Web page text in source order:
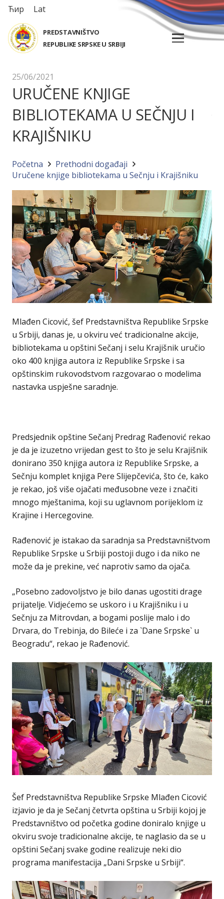
Ћир Lat
PREDSTAVNIŠTVO
REPUBLIKE SRPSKE U SRBIJI
25/06/2021
URUČENE KNJIGE
BIBLIOTEKAMA U SEČNJU I
KRAJIŠNIKU
Početna
Prethodni događaji
Uručene knjige bibliotekama u Sečnju i Krajišniku
Mlađen Cicović, šef Predstavništva Republike Srpske
u Srbiji, danas je, u okviru već tradicionalne akcije,
bibliotekama u opštini Sečanj i selu Krajišnik uručio
oko 400 knjiga autora iz Republike Srpske i sa
opštinskim rukovodstvom razgovarao o modelima
nastavka uspješne saradnje.
Predsjednik opštine Sečanj Predrag Rađenović rekao
je da je izuzetno vrijedan gest to što je selu Krajišnik
donirano 350 knjiga autora iz Republike Srpske, a
Sečnju komplet knjiga Pere Slijepčevića, što će, kako
je rekao, još više ojačati međusobne veze i značiti
mnogo mještanima, koji su uglavnom porijeklom iz
Krajine i Hercegovine.
Rađenović je istakao da saradnja sa Predstavništvom
Republike Srpske u Srbiji postoji dugo i da niko ne
može da je prekine, već naprotiv samo da ojača.
„Posebno zadovoljstvo je bilo danas ugostiti drage
prijatelje. Vidjećemo se uskoro i u Krajišniku i u
Sečnju za Mitrovdan, a bogami poslije malo i do
Drvara, do Trebinja, do Bileće i za `Dane Srpske` u
Beogradu“, rekao je Rađenović.
Šef Predstavništva Republike Srpske Mlađen Cicović
izjavio je da je Sečanj četvrta opština u Srbiji kojoj je
Predstavništvo od početka godine doniralo knjige u
okviru svoje tradicionalne akcije, te naglasio da se u
opštini Sečanj svake godine realizuje neki dio
programa manifestacija „Dani Srpske u Srbiji“.